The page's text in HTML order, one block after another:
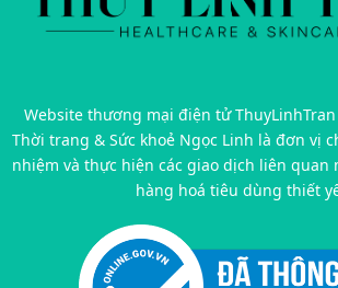
Website thương mại điện tử ThuyLinhTran
Thời trang & Sức khoẻ Ngọc Linh là đơn vị
nhiệm và thực hiện các giao dịch liên quan
hàng hoá tiêu dùng thiết